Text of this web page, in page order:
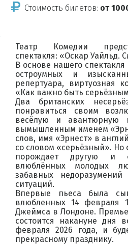
Стоимость билетов: от
Театр Комедии
спектакля: «Оскар Уайльд.
В основе нашего
остроумных и
репертуара, виртуозная
«Как важно быть
Два британских
понравиться своим
весёлую и авантюрную
вымышленным именем
слов, имя «Эрнест» в
со словом «серьёзный».
порождает другую и
влюблённых молодых
забавных
ситуаций.
Впервые пьеса была
влюбленных 14 февраля
Джеймса в Лондоне.
состоится накануне дня
февраля 2026 года, и
прекрасному празднику.